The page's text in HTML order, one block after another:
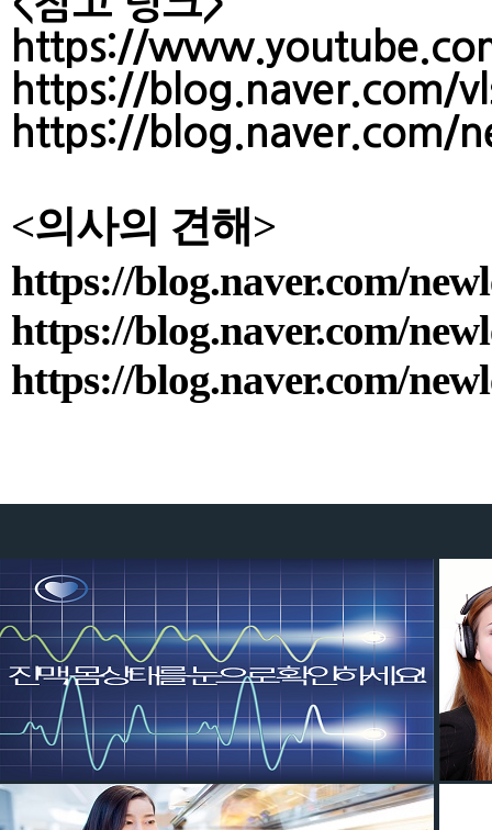
https://
https://blog.naver.com/
https://blog.naver.com/
<의사의 견해​>
https://blog.naver.com/
https://blog.naver.com/
https://blog.naver.com/